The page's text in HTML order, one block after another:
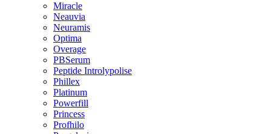
Miracle
Neauvia
Neuramis
Optima
Overage
PBSerum
Peptide Introlypolise
Phillex
Platinum
Powerfill
Princess
Profhilo